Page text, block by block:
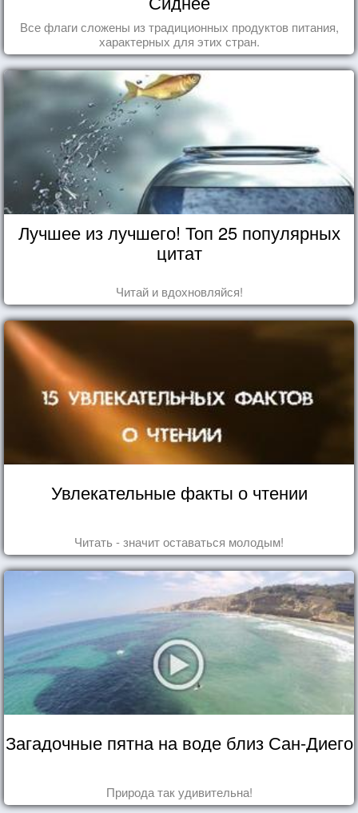
Все флаги сложены из традиционных продуктов питания,
характерных для этих стран.
Лучшее из лучшего! Топ 25 популярных
цитат
Читай и вдохновляйся!
Увлекательные факты о чтении
Читать - значит оставаться молодым!
Загадочные пятна на воде близ Сан-Диего
Природа так удивительна!